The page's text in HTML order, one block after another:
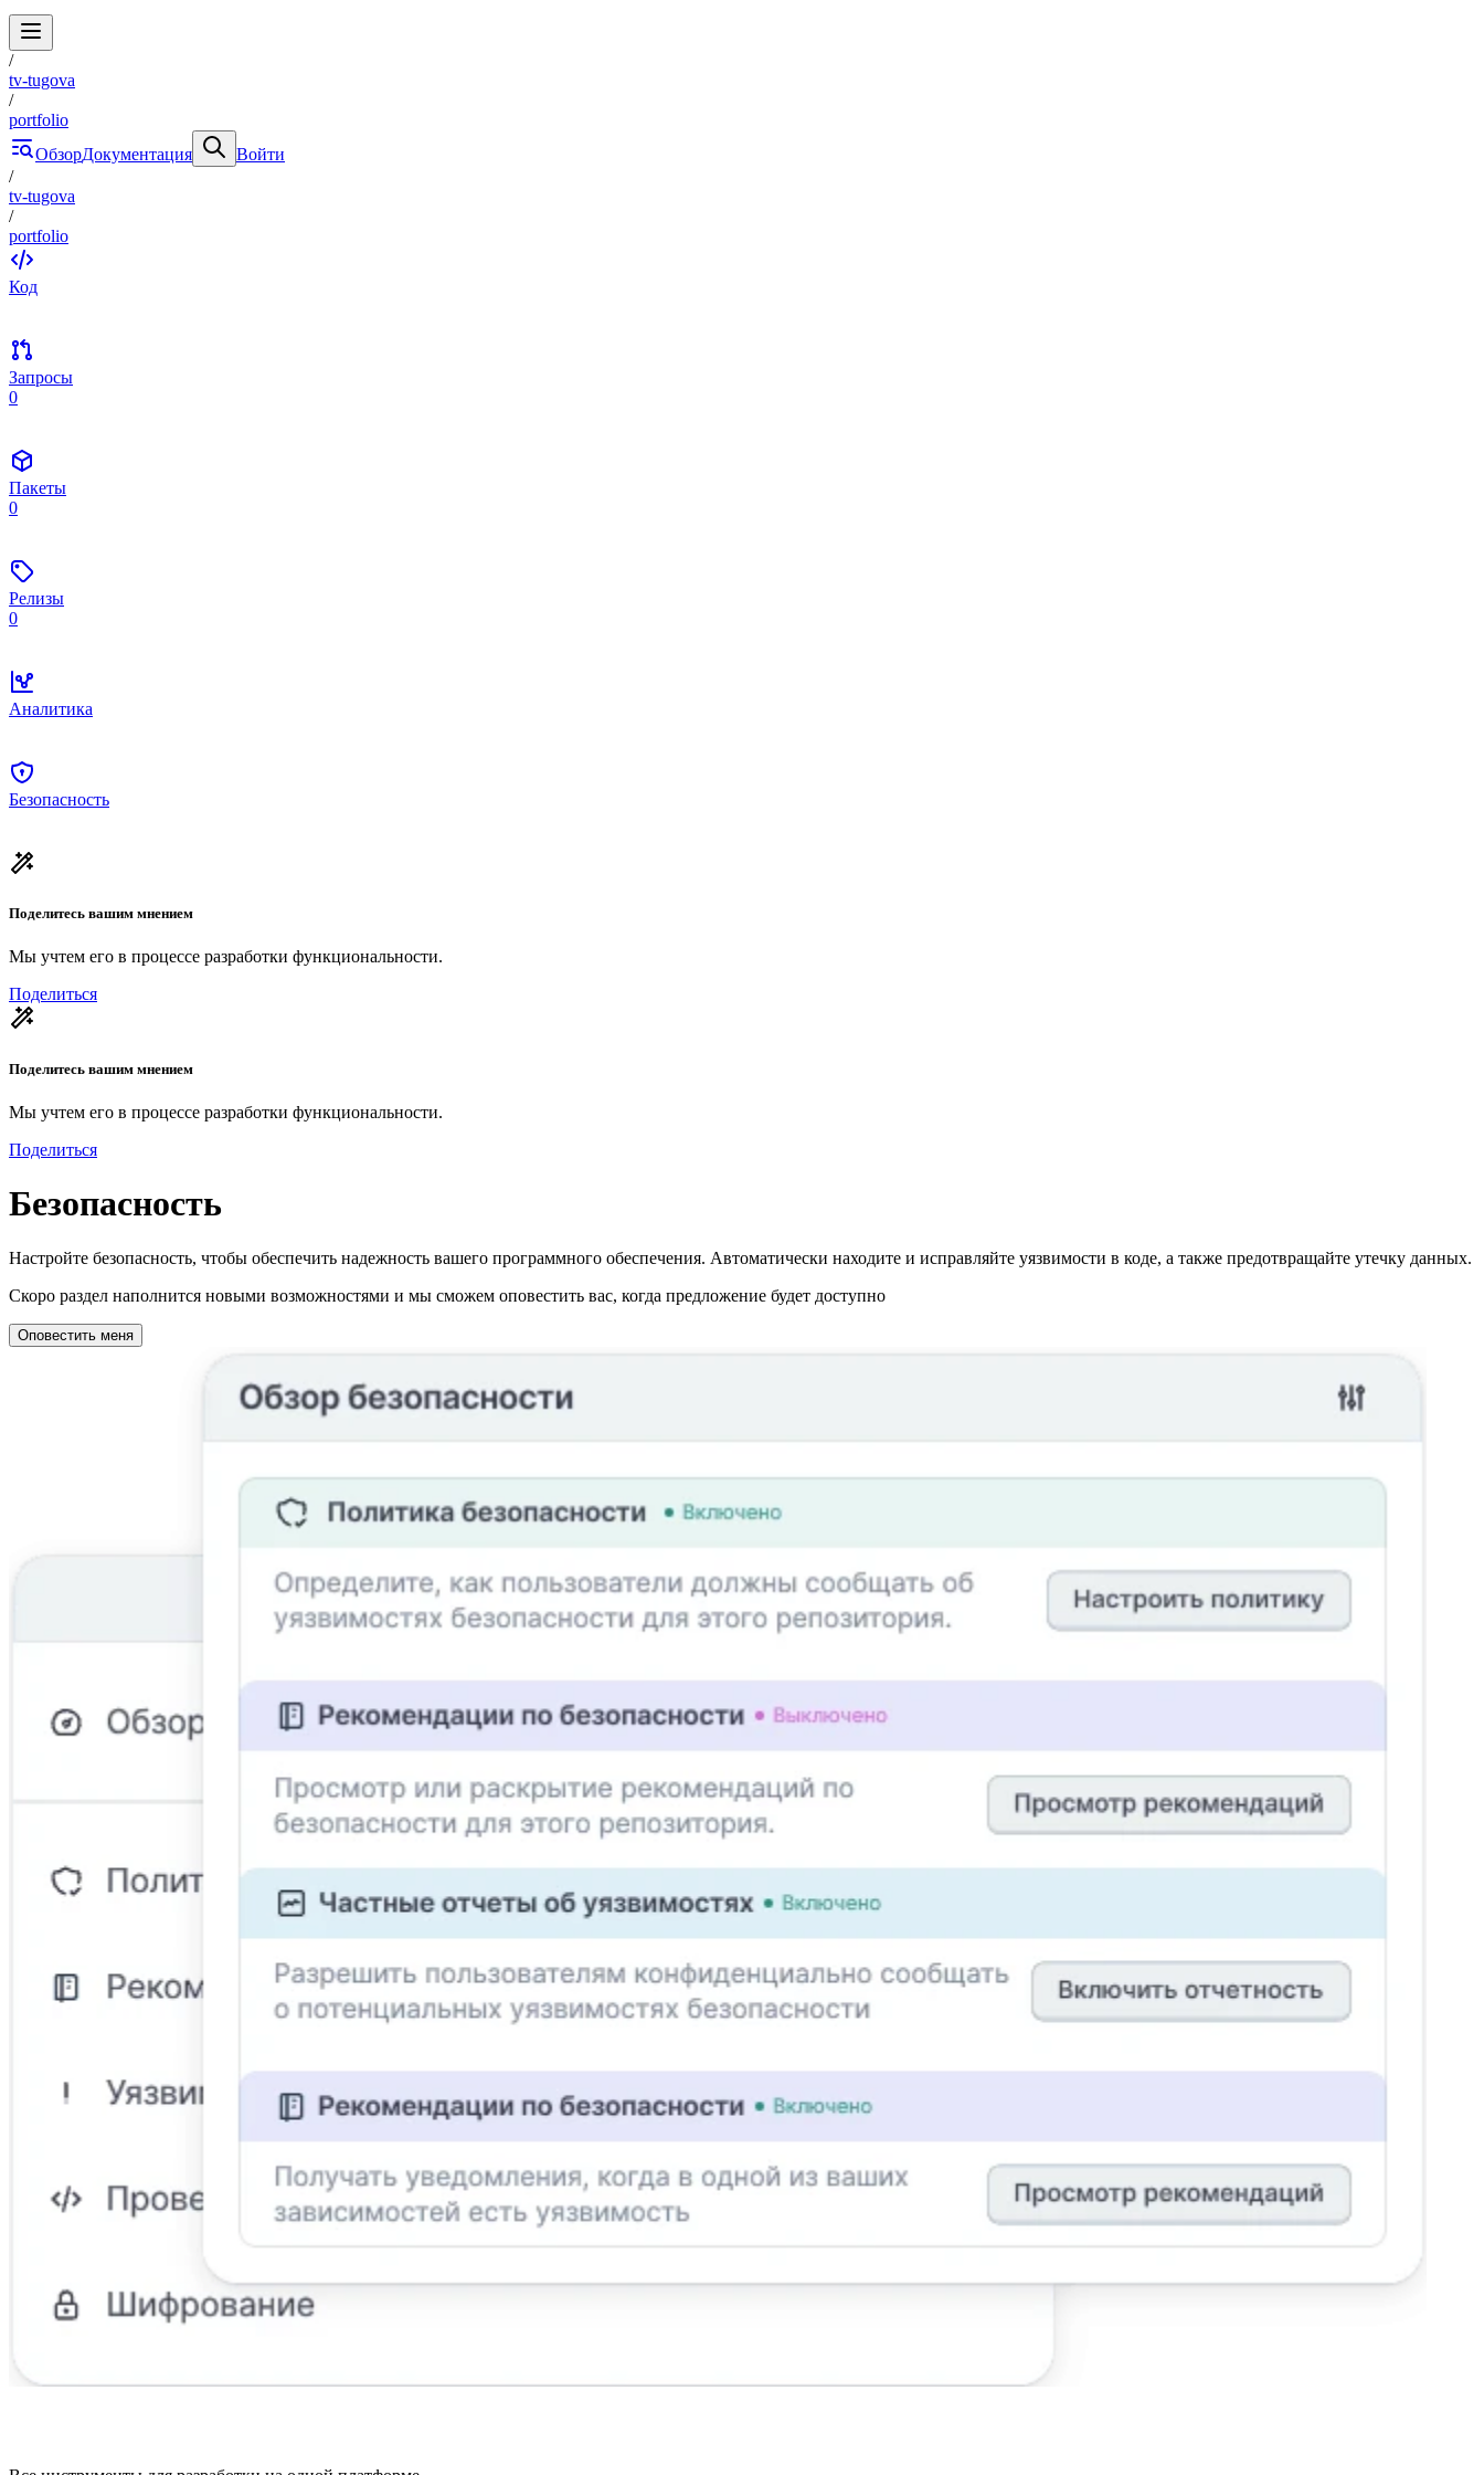
/
tv-tugova
/
portfolio
ОбзорДокументация
Войти
/
tv-tugova
/
portfolio
Код
Запросы
0
Пакеты
0
Релизы
0
Аналитика
Безопасность
Поделитесь вашим мнением
Мы учтем его в процессе разработки функциональности.
Поделиться
Поделитесь вашим мнением
Мы учтем его в процессе разработки функциональности.
Поделиться
Безопасность
Настройте безопасность, чтобы обеспечить надежность вашего программного обеспечения. Автоматически находите и исправляйте уязвимости в коде, а также предотвращайте утечку данных.
Скоро раздел наполнится новыми возможностями и мы сможем оповестить вас, когда предложение будет доступно
Оповестить меня